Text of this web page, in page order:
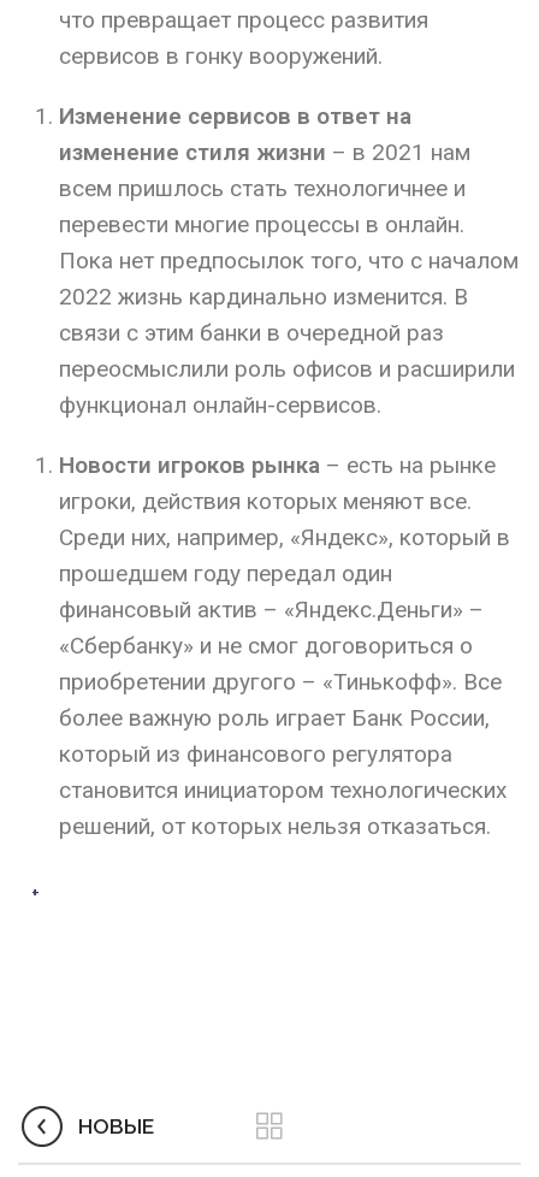
что превращает процесс развития
сервисов в гонку вооружений.
Изменение сервисов в ответ на
изменение стиля жизни – в 2021 нам
всем пришлось стать технологичнее и
перевести многие процессы в онлайн.
Пока нет предпосылок того, что с началом
2022 жизнь кардинально изменится. В
связи с этим банки в очередной раз
переосмыслили роль офисов и расширили
функционал онлайн-сервисов.
Новости игроков рынка – есть на рынке
игроки, действия которых меняют все.
Среди них, например, «Яндекс», который в
прошедшем году передал один
финансовый актив – «Яндекс.Деньги» –
«Сбербанку» и не смог договориться о
приобретении другого – «Тинькофф». Все
более важную роль играет Банк России,
который из финансового регулятора
становится инициатором технологических
решений, от которых нельзя отказаться.
НОВЫЕ